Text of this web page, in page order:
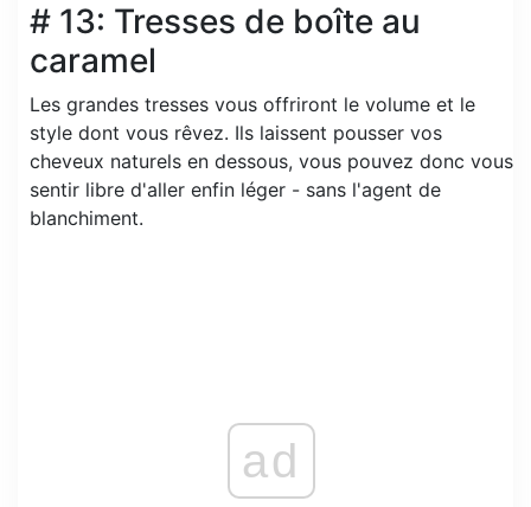
# 13: Tresses de boîte au
caramel
Les grandes tresses vous offriront le volume et le
style dont vous rêvez. Ils laissent pousser vos
cheveux naturels en dessous, vous pouvez donc vous
sentir libre d'aller enfin léger - sans l'agent de
blanchiment.
ad